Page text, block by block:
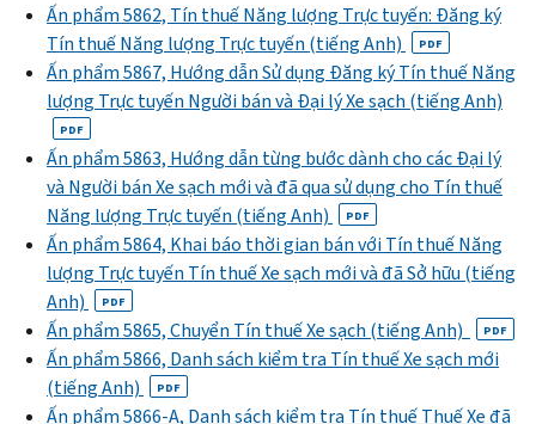
Ấn phẩm 5862, Tín thuế Năng lượng Trực tuyến: Đăng ký
Tín thuế Năng lượng Trực tuyến (tiếng Anh)
PDF
Ấn phẩm 5867, Hướng dẫn Sử dụng Đăng ký Tín thuế Năng
lượng Trực tuyến Người bán và Đại lý Xe sạch (tiếng Anh)
PDF
Ấn phẩm 5863, Hướng dẫn từng bước dành cho các Đại lý
và Người bán Xe sạch mới và đã qua sử dụng cho Tín thuế
Năng lượng Trực tuyến (tiếng Anh)
PDF
Ấn phẩm 5864, Khai báo thời gian bán với Tín thuế Năng
lượng Trực tuyến Tín thuế Xe sạch mới và đã Sở hữu (tiếng
Anh)
PDF
Ấn phẩm 5865, Chuyển Tín thuế Xe sạch (tiếng Anh) PDF
Ấn phẩm 5866, Danh sách kiểm tra Tín thuế Xe sạch mới
(tiếng Anh)
PDF
Ấn phẩm 5866-A, Danh sách kiểm tra Tín thuế Thuế Xe đã